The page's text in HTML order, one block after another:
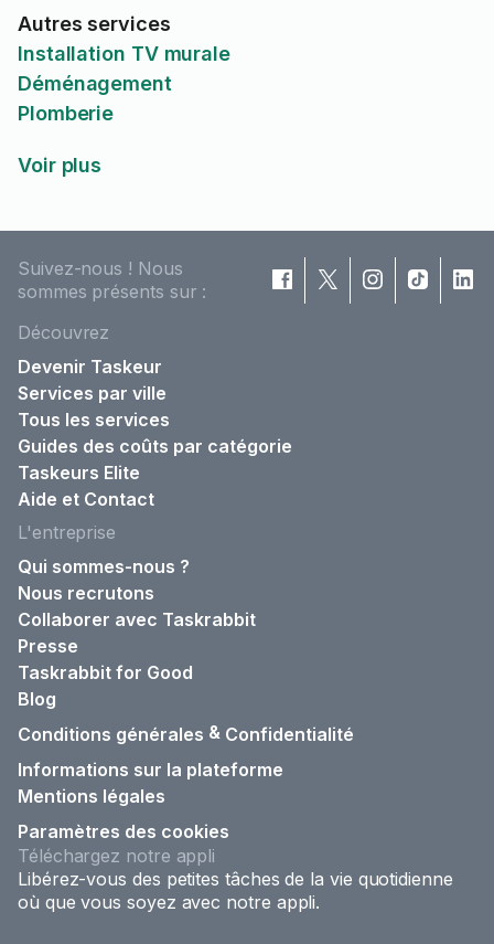
Autres services
Installation TV murale
Déménagement
Plomberie
Voir plus
Suivez-nous ! Nous
sommes présents sur :
Découvrez
Devenir Taskeur
Services par ville
Tous les services
Guides des coûts par catégorie
Taskeurs Elite
Aide et Contact
L'entreprise
Qui sommes-nous ?
Nous recrutons
Collaborer avec Taskrabbit
Presse
Taskrabbit for Good
Blog
Conditions générales & Confidentialité
Informations sur la plateforme
Mentions légales
Paramètres des cookies
Téléchargez notre appli
Libérez-vous des petites tâches de la vie quotidienne
où que vous soyez avec notre appli.